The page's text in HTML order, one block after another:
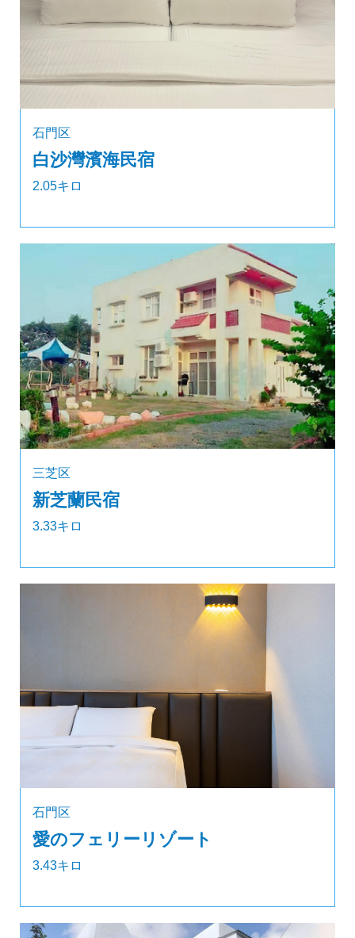
石門区
白沙灣濱海民宿
2.05キロ
三芝区
新芝蘭民宿
3.33キロ
石門区
愛のフェリーリゾート
3.43キロ